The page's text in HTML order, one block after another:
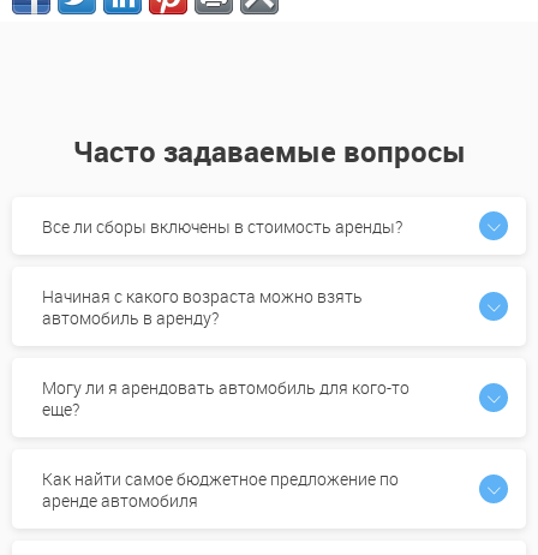
Часто задаваемые вопросы
Все ли сборы включены в стоимость аренды?
Начиная с какого возраста можно взять
автомобиль в аренду?
Могу ли я арендовать автомобиль для кого-то
еще?
Как найти самое бюджетное предложение по
аренде автомобиля